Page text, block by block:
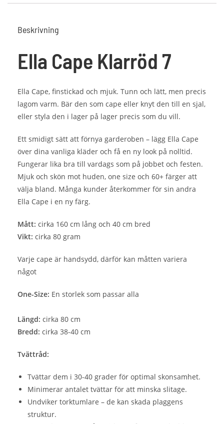
Beskrivning
Ella Cape Klarröd 7
Ella Cape, finstickad och mjuk. Tunn och lätt, men precis
lagom varm. Bär den som cape eller knyt den till en sjal,
eller styla den i lager på lager precis som du vill.
Ett smidigt sätt att förnya garderoben – lägg Ella Cape
över dina vanliga kläder och få en ny look på nolltid.
Fungerar lika bra till vardags som på jobbet och festen.
Mjuk och skön mot huden, one size och 60+ färger att
välja bland. Många kunder återkommer för sin andra
Ella Cape i en ny färg.
Mått: cirka 160 cm lång och 40 cm bred
Vikt: cirka 80 gram
Varje cape är handsydd, därför kan måtten variera
något
One-Size: En storlek som passar alla
Längd: cirka 80 cm
Bredd: cirka 38-40 cm
Tvättråd:
Tvättar dem i 30-40 grader för optimal skonsamhet.
Minimerar antalet tvättar för att minska slitage.
Undviker torktumlare – de kan skada plaggens
struktur.